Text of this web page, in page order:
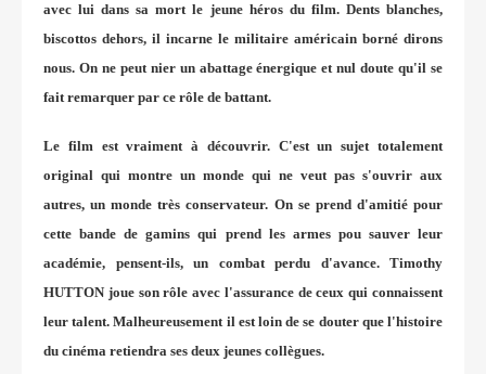
avec lui dans sa mort le jeune héros du film. Dents blanches,
biscottos dehors, il incarne le militaire américain borné dirons
nous. On ne peut nier un abattage énergique et nul doute qu'il se
fait remarquer par ce rôle de battant.
Le film est vraiment à découvrir. C'est un sujet totalement
original qui montre un monde qui ne veut pas s'ouvrir aux
autres, un monde très conservateur. On se prend d'amitié pour
cette bande de gamins qui prend les armes pou sauver leur
académie, pensent-ils, un combat perdu d'avance. Timothy
HUTTON joue son rôle avec l'assurance de ceux qui connaissent
leur talent. Malheureusement il est loin de se douter que l'histoire
du cinéma retiendra ses deux jeunes collègues.